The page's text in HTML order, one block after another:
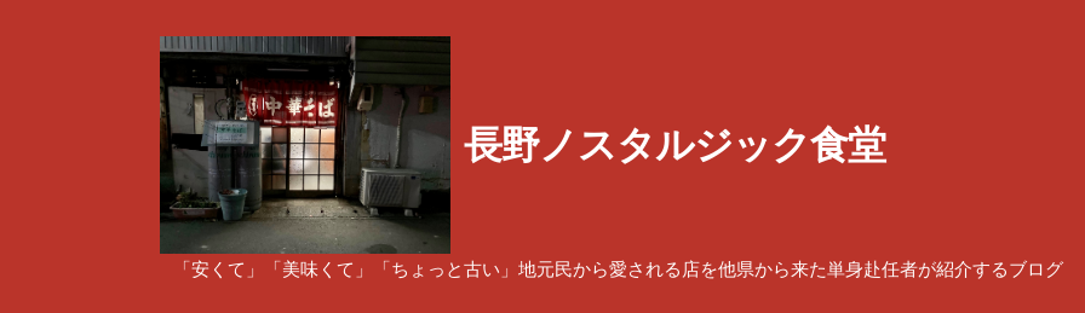
長野ノスタルジック食堂
「安くて」「美味くて」「ちょっと古い」地元民から愛される店を他県から来た単身赴任者が紹介するブログ